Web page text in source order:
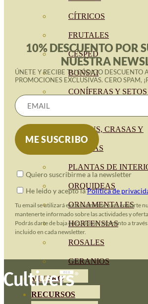
CÍTRICOS
FRUTALES
CÉSPED
BONSAI
CONÍFERAS Y SETOS
CACTUS, CRASAS Y
SUCULENTAS
PLANTAS DE
ORQUIDEAS
ORNAMENTALES
HORTENSIAS
ROSALES
GERANIOS
VIVERO
RECURSOS
10% DESCUENTO POR
NUESTRA
ÚNETE Y RECIBE TU CÓDIGO DESCUENTO
PROMOCIONES EXCLUSIVAS. CERO SPAM,
Quiero suscribirme a la newsletter
He leido y acepto laPolítica de
Tu email se utilizará exclusivamente para enviarte
mantenerte informado sobre las actividades y
Podrás darte de baja en cualquier momento a
incluido en cada newsletter.